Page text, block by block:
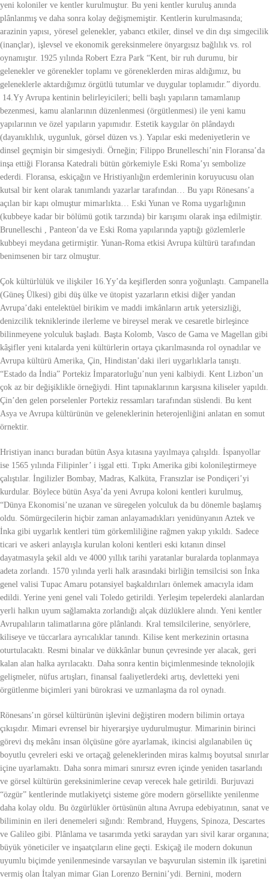
yeni koloniler ve kentler kurulmuştur. Bu yeni kentler kuruluş anında
plânlanmış ve daha sonra kolay değişmemiştir. Kentlerin kurulmasında;
arazinin yapısı, yöresel gelenekler, yabancı etkiler, dinsel ve din dışı simgecilik
(inançlar), işlevsel ve ekonomik gereksinmelere önyargısız bağlılık vs. rol
oynamıştır. 1925 yılında Robert Ezra Park “Kent, bir ruh durumu, bir
gelenekler ve görenekler toplamı ve göreneklerden miras aldığımız, bu
geleneklerle aktardığımız örgütlü tutumlar ve duygular toplamıdır.” diyordu.
14.Yy Avrupa kentinin belirleyicileri; belli başlı yapıların tamamlanıp
bezenmesi, kamu alanlarının düzenlenmesi (örgütlenmesi) ile yeni kamu
yapılarının ve özel yapıların yapımıdır. Estetik kaygılar ön plândaydı
(dayanıklılık, uygunluk, görsel düzen vs.). Yapılar eski medeniyetlerin ve
dinsel geçmişin bir simgesiydi. Örneğin; Filippo Brunelleschi’nin Floransa’da
inşa ettiği Floransa Katedrali bütün görkemiyle Eski Roma’yı sembolize
ederdi. Floransa, eskiçağın ve Hristiyanlığın erdemlerinin koruyucusu olan
kutsal bir kent olarak tanımlandı yazarlar tarafından… Bu yapı Rönesans’a
açılan bir kapı olmuştur mimarlıkta… Eski Yunan ve Roma uygarlığının
(kubbeye kadar bir bölümü gotik tarzında) bir karışımı olarak inşa edilmiştir.
Brunelleschi , Panteon’da ve Eski Roma yapılarında yaptığı gözlemlerle
kubbeyi meydana getirmiştir. Yunan-Roma etkisi Avrupa kültürü tarafından
benimsenen bir tarz olmuştur.
Çok kültürlülük ve ilişkiler 16.Yy’da keşiflerden sonra yoğunlaştı. Campanella
(Güneş Ülkesi) gibi düş ülke ve ütopist yazarların etkisi diğer yandan
Avrupa’daki entelektüel birikim ve maddi imkânların artık yetersizliği,
denizcilik tekniklerinde ilerleme ve bireysel merak ve cesaretle birleşince
bilinmeyene yolculuk başladı. Başta Kolomb, Vasco de Gama ve Magellan gibi
kâşifler yeni kıtalarda yeni kültürlerin ortaya çıkarılmasında rol oynadılar ve
Avrupa kültürü Amerika, Çin, Hindistan’daki ileri uygarlıklarla tanıştı.
“Estado da İndia” Portekiz İmparatorluğu’nun yeni kalbiydi. Kent Lizbon’un
çok az bir değişiklikle örneğiydi. Hint tapınaklarının karşısına kiliseler yapıldı.
Çin’den gelen porselenler Portekiz ressamları tarafından süslendi. Bu kent
Asya ve Avrupa kültürünün ve geleneklerinin heterojenliğini anlatan en somut
örnektir.
Hristiyan inancı buradan bütün Asya kıtasına yayılmaya çalışıldı. İspanyollar
ise 1565 yılında Filipinler’ i işgal etti. Tıpkı Amerika gibi kolonileştirmeye
çalıştılar. İngilizler Bombay, Madras, Kalküta, Fransızlar ise Pondiçeri’yi
kurdular. Böylece bütün Asya’da yeni Avrupa koloni kentleri kurulmuş,
“Dünya Ekonomisi’ne uzanan ve süregelen yolculuk da bu dönemle başlamış
oldu. Sömürgecilerin hiçbir zaman anlayamadıkları yenidünyanın Aztek ve
İnka gibi uygarlık kentleri tüm görkemliliğine rağmen yakıp yıkıldı. Sadece
ticari ve askeri anlayışla kurulan koloni kentleri eski kıtanın dinsel
dayatmasıyla şekil aldı ve 4000 yıllık tarihi yaratanlar buralarda toplanmaya
adeta zorlandı. 1570 yılında yerli halk arasındaki birliğin temsilcisi son İnka
genel valisi Tupac Amaru potansiyel başkaldırıları önlemek amacıyla idam
edildi. Yerine yeni genel vali Toledo getirildi. Yerleşim tepelerdeki alanlardan
yerli halkın uyum sağlamakta zorlandığı alçak düzlüklere alındı. Yeni kentler
Avrupalıların talimatlarına göre plânlandı. Kral temsilcilerine, senyörlere,
kiliseye ve tüccarlara ayrıcalıklar tanındı. Kilise kent merkezinin ortasına
oturtulacaktı. Resmi binalar ve dükkânlar bunun çevresinde yer alacak, geri
kalan alan halka ayrılacaktı. Daha sonra kentin biçimlenmesinde teknolojik
gelişmeler, nüfus artışları, finansal faaliyetlerdeki artış, devletteki yeni
örgütlenme biçimleri yani bürokrasi ve uzmanlaşma da rol oynadı.
Rönesans’ın görsel kültürünün işlevini değiştiren modern bilimin ortaya
çıkışıdır. Mimari evrensel bir hiyerarşiye uydurulmuştur. Mimarinin birinci
görevi dış mekânı insan ölçüsüne göre ayarlamak, ikincisi algılanabilen üç
boyutlu çevreleri eski ve ortaçağ geleneklerinden miras kalmış boyutsal sınırlar
içine uyarlamaktı. Daha sonra mimari sınırsız evren içinde yeniden tasarlandı
ve görsel kültürün gereksinimlerine cevap verecek hale getirildi. Burjuvazi
“özgür” kentlerinde mutlakiyetçi sisteme göre modern görsellikte yenilenme
daha kolay oldu. Bu özgürlükler örtüsünün altına Avrupa edebiyatının, sanat ve
biliminin en ileri denemeleri sığındı: Rembrand, Huygens, Spinoza, Descartes
ve Galileo gibi. Plânlama ve tasarımda yetki saraydan yarı sivil karar organına;
büyük yöneticiler ve inşaatçıların eline geçti. Eskiçağ ile modern dokunun
uyumlu biçimde yenilenmesinde varsayılan ve başvurulan sistemin ilk işaretini
vermiş olan İtalyan mimar Gian Lorenzo Bernini’ydi. Bernini, modern